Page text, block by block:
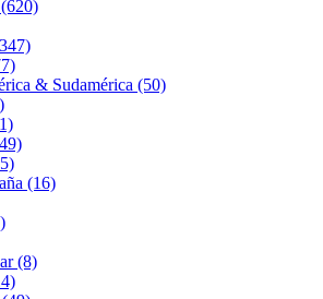
& Sudamérica (50)
(16)
(8)